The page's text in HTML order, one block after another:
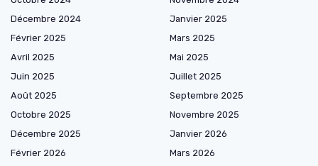
Décembre 2024
Janvier 2025
Février 2025
Mars 2025
Avril 2025
Mai 2025
Juin 2025
Juillet 2025
Août 2025
Septembre 2025
Octobre 2025
Novembre 2025
Décembre 2025
Janvier 2026
Février 2026
Mars 2026